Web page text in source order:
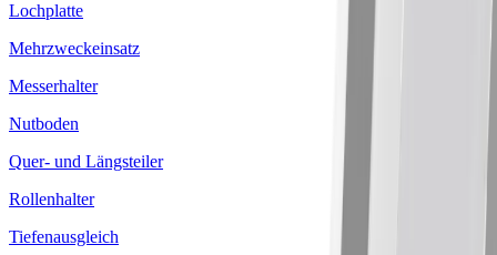
Lochplatte
Mehrzweckeinsatz
Messerhalter
Nutboden
Quer- und Längsteiler
Rollenhalter
Tiefenausgleich